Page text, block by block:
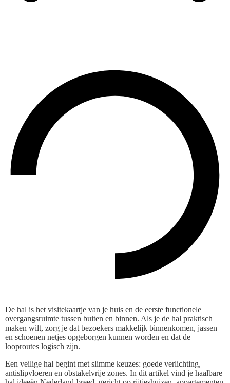
De hal is het visitekaartje van je huis en de eerste functionele
overgangsruimte tussen buiten en binnen. Als je de hal praktisch
maken wilt, zorg je dat bezoekers makkelijk binnenkomen, jassen
en schoenen netjes opgeborgen kunnen worden en dat de
looproutes logisch zijn.
Een veilige hal begint met slimme keuzes: goede verlichting,
antislipvloeren en obstakelvrije zones. In dit artikel vind je haalbare